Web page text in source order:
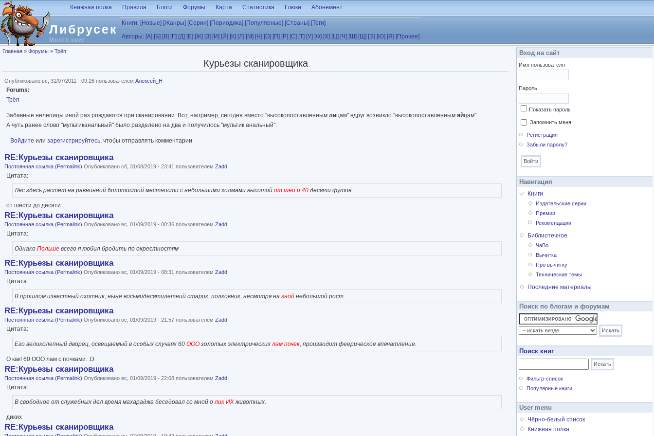
Перейти к основному содержанию
Либрусек
Много книг
Книжная полка Правила Блоги Форумы Карта Статистика Глюки Абонемент
Книги: [Новые] [Жанры] [Серии] [Периодика] [Популярные] [Страны] [Теги]
Авторы: [А] [Б] [В] [Г] [Д] [Е] [Ж] [З] [И] [Й] [К] [Л] [М] [Н] [О] [П] [Р] [С] [Т] [У] [Ф] [Х] [Ц] [Ч] [Ш] [Щ] [Э] [Ю] [Я] [Прочее]
Вы здесь
Главная » Форумы » Трёп
Курьезы сканировщика
Опубликовано вс, 31/07/2011 - 09:26 пользователем Алексей_Н
Forums:
Трёп
Забавные нелепицы иной раз рождаются при сканировании. Вот, например, сегодня вместо "высокопоставленным лицам" вдруг возникло "высокопоставленным яйцам".
А чуть ранее слово "мультиканальный" было разделено на два и получилось "мультик анальный".
Войдите или зарегистрируйтесь, чтобы отправлять комментарии
RE:Курьезы сканировщика
Постоянная ссылка (Permalink) Опубликовано сб, 31/08/2019 - 23:41 пользователем Zadd
Цитата:
Лес здесь растет на равнинной болотистой местности с небольшими холмами высотой от шеи и 40десяти футов
от шести до десяти
RE:Курьезы сканировщика
Постоянная ссылка (Permalink) Опубликовано вс, 01/09/2019 - 00:36 пользователем Zadd
Цитата:
Однако Польшевсего я любил бродить по окрестностям
RE:Курьезы сканировщика
Постоянная ссылка (Permalink) Опубликовано вс, 01/09/2019 - 08:31 пользователем Zadd
Цитата:
В прошлом известный охотник, ныне восьмидесятилетний старик, полковник, несмотря на гнойнебольшой рост
RE:Курьезы сканировщика
Постоянная ссылка (Permalink) Опубликовано вс, 01/09/2019 - 21:57 пользователем Zadd
Цитата:
Его великолепный дворец, освещаемый в особых случаях 60 ОООзолотых электрическихлам почек, производит феерическое впечатление.
О как! 60 ООО лам с почками. :D
RE:Курьезы сканировщика
Постоянная ссылка (Permalink) Опубликовано вс, 01/09/2019 - 22:08 пользователем Zadd
Цитата:
В свободное от служебных дел время махараджа беседовал со мной олик ИХживотных.
диких
RE:Курьезы сканировщика
Вход на сайт
Имя пользователя
Пароль
Показать пароль
Запомнить меня
Регистрация
Забыли пароль?
Навигация
Книги
Издательские серии
Премии
Рекомендации
Библиотечное
ЧаВо
Вычитка
Про вычитку
Технические темы
Последние материалы
Поиск по блогам и форумам
Поиск книг
Фильтр-список
Популярные книги
User menu
Чёрно-белый список
Книжная полка